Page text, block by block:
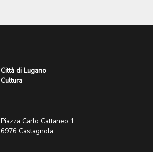
Città di Lugano
Cultura
Piazza Carlo Cattaneo 1
6976 Castagnola